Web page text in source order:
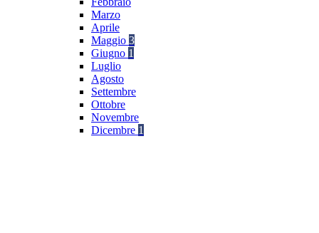
Marzo
Aprile
Maggio 3
Giugno 1
Luglio
Agosto
Settembre
Ottobre
Novembre
Dicembre 1